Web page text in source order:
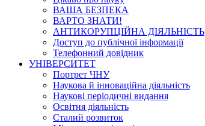
ВАША БЕЗПЕКА
ВАРТО ЗНАТИ!
АНТИКОРУПЦІЙНА ДІЯЛЬНІСТЬ
Доступ до публічної інформації
Телефонний довідник
УНІВЕРСИТЕТ
Портрет ЧНУ
Наукова й інноваційна діяльність
Наукові періодичні видання
Освітня діяльність
Сталий розвиток